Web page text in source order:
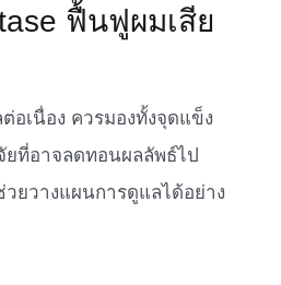
ฟื้นฟูผมเสีย
อเนื่อง ควรมองทั้งจุดแข็ง
ที่อาจลดทอนผลลัพธ์ไป
ยวางแผนการดูแลได้อย่าง